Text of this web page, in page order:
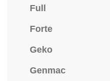
Full
Forte
Geko
Genmac